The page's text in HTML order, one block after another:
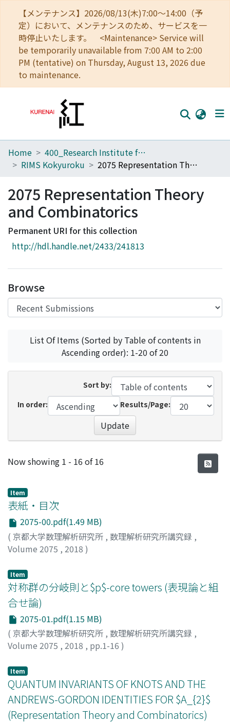
【メンテナンス】2026/08/13(木)7:00～14:00（予
定）において、メンテナンスのため、サービスを一
時停止いたします。 <Maintenance> Service will
be temporarily unavailable from 7:00 AM to 2:00
PM (tentative) on Thursday, August 13, 2026 due
to maintenance.
Home
Browse
Download Ranking
Access Statistics
Home
400_Research Institute for Mathematical Sciences
RIMS Kokyuroku
2075 Representation Theory and Combinatorics
2075 Representation Theory
and Combinatorics
Permanent URI for this collection
http://hdl.handle.net/2433/241813
Browse
List Of Items (Sorted by Table of contents in
Ascending order): 1-20 of 20
Sort by:
In order:
Results/Page:
Update
Recent Submissions
Now showing 1 - 16 of 16
Item
表紙・目次
2075-00.pdf(1.49 MB)
( 京都大学数理解析研究所 , 数理解析研究所講究録 ,
Volume 2075 , 2018 )
Item
対称群の分岐則と$p$-core towers (表現論と組
合せ論)
2075-01.pdf(1.15 MB)
( 京都大学数理解析研究所 , 数理解析研究所講究録 ,
Volume 2075 , 2018 , pp.1-16 )
Item
QUANTUM INVARIANTS OF KNOTS AND THE
ANDREWS-GORDON IDENTITIES FOR $A_{2}$
(Representation Theory and Combinatorics)